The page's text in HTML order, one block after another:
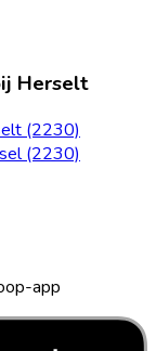
Herselt
(2230)
(2230)
app